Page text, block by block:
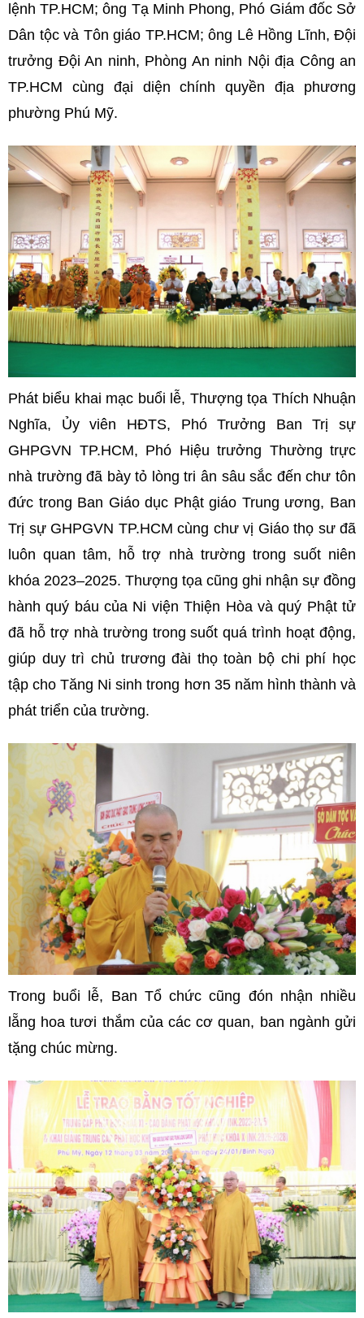
lệnh TP.HCM; ông Tạ Minh Phong, Phó Giám đốc Sở
Dân tộc và Tôn giáo TP.HCM; ông Lê Hồng Lĩnh, Đội
trưởng Đội An ninh, Phòng An ninh Nội địa Công an
TP.HCM cùng đại diện chính quyền địa phương
phường Phú Mỹ.
Phát biểu khai mạc buổi lễ, Thượng tọa Thích Nhuận
Nghĩa, Ủy viên HĐTS, Phó Trưởng Ban Trị sự
GHPGVN TP.HCM, Phó Hiệu trưởng Thường trực
nhà trường đã bày tỏ lòng tri ân sâu sắc đến chư tôn
đức trong Ban Giáo dục Phật giáo Trung ương, Ban
Trị sự GHPGVN TP.HCM cùng chư vị Giáo thọ sư đã
luôn quan tâm, hỗ trợ nhà trường trong suốt niên
khóa 2023–2025. Thượng tọa cũng ghi nhận sự đồng
hành quý báu của Ni viện Thiện Hòa và quý Phật tử
đã hỗ trợ nhà trường trong suốt quá trình hoạt động,
giúp duy trì chủ trương đài thọ toàn bộ chi phí học
tập cho Tăng Ni sinh trong hơn 35 năm hình thành và
phát triển của trường.
Trong buổi lễ, Ban Tổ chức cũng đón nhận nhiều
lẵng hoa tươi thắm của các cơ quan, ban ngành gửi
tặng chúc mừng.